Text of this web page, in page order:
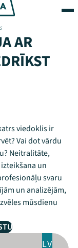
AR
viedoklis ir
Vai dot vārdu
Neitralitāte,
un
svaru
un analizējām,
mūsdienu
LV